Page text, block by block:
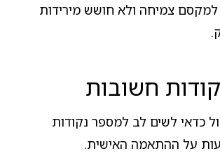
צמיחה ולא חושש מירידות
חשובות
כדאי לשים לב למספר נקודות
על ההתאמה האישית.